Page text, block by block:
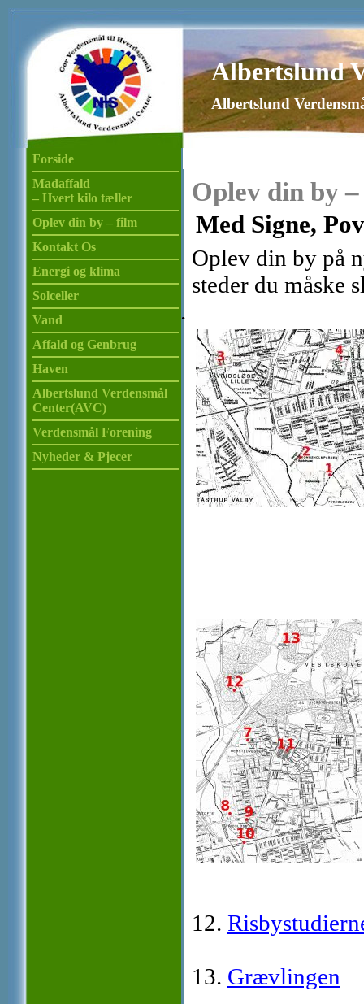
Albertslund
Albertslund
Forside
Madaffald
– Hvert kilo tæller
Oplev din by – film
Kontakt Os
Energi og klima
Solceller
Vand
Affald og Genbrug
Haven
Albertslund Verdensmål
Center(AVC)
Verdensmål Forening
Nyheder & Pjecer
Oplev din by
Med Signe,
Oplev din by på
steder du måske
12.
13. Grævlingen